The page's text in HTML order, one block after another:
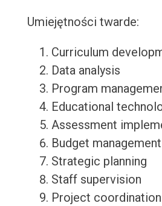
Umiejętności twarde:
Curriculum
Data analysis
Program
Educational
Assessment
Budget management
Strategic planning
Staff supervision
Project coordination